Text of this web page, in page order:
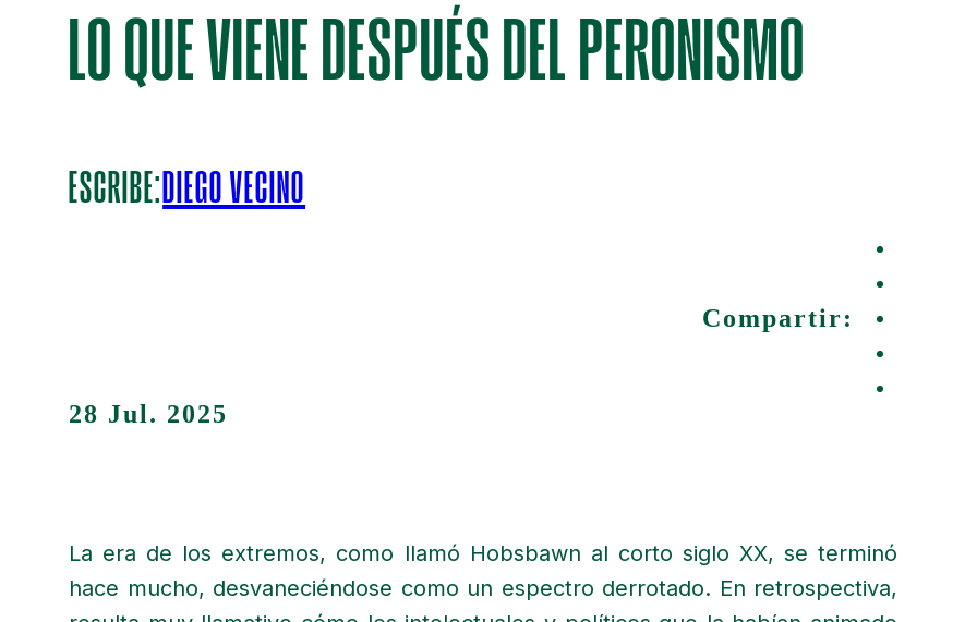
LO QUE VIENE DESPUÉS DEL PERONISMO
ESCRIBE:DIEGO VECINO
28 Jul. 2025
Compartir:
La era de los extremos, como llamó Hobsbawn al corto siglo XX, se terminó
hace mucho, desvaneciéndose como un espectro derrotado. En retrospectiva,